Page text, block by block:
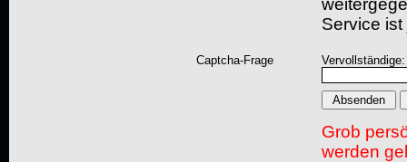
Service
Captcha-Frage
Grob
werden